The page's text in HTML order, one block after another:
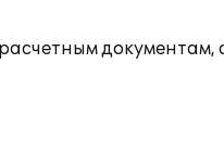
документам,